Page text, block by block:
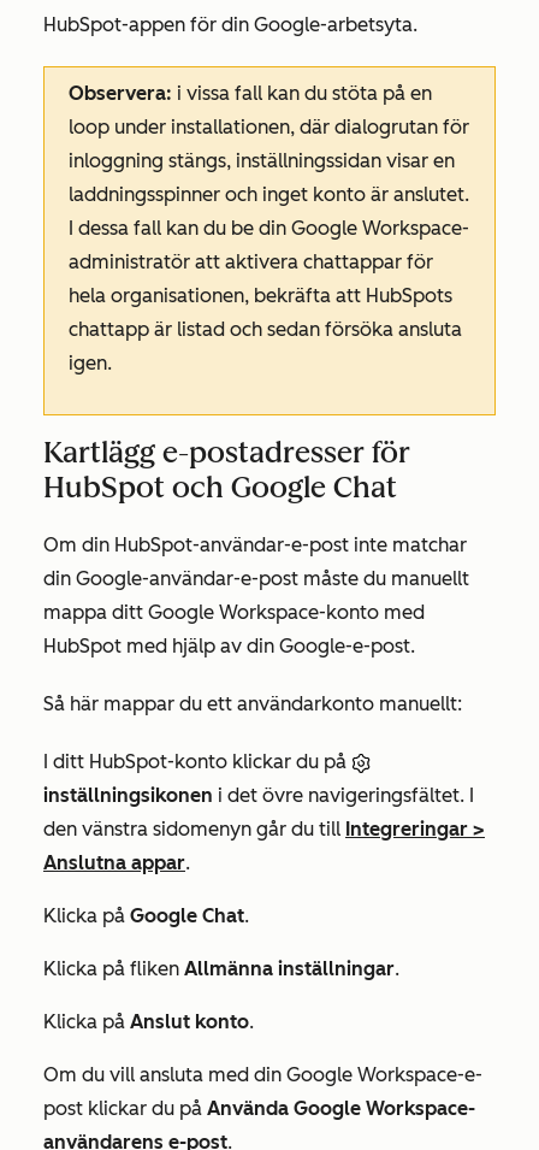
HubSpot-appen för din Google-arbetsyta.
Observera: i vissa fall kan du stöta på en
loop under installationen, där dialogrutan för
inloggning stängs, inställningssidan visar en
laddningsspinner och inget konto är anslutet.
I dessa fall kan du be din Google Workspace-
administratör att aktivera chattappar för
hela organisationen, bekräfta att HubSpots
chattapp är listad och sedan försöka ansluta
igen.
Kartlägg e-postadresser för
HubSpot och Google Chat
Om din HubSpot-användar-e-post inte matchar
din Google-användar-e-post måste du manuellt
mappa ditt Google Workspace-konto med
HubSpot med hjälp av din Google-e-post.
Så här mappar du ett användarkonto manuellt:
I ditt HubSpot-konto klickar du på
inställningsikonen i det övre navigeringsfältet. I
den vänstra sidomenyn går du till Integreringar >
Anslutna appar.
Klicka på Google Chat.
Klicka på fliken Allmänna inställningar.
Klicka på Anslut konto.
Om du vill ansluta med din Google Workspace-e-
post klickar du på Använda Google Workspace-
användarens e-post.